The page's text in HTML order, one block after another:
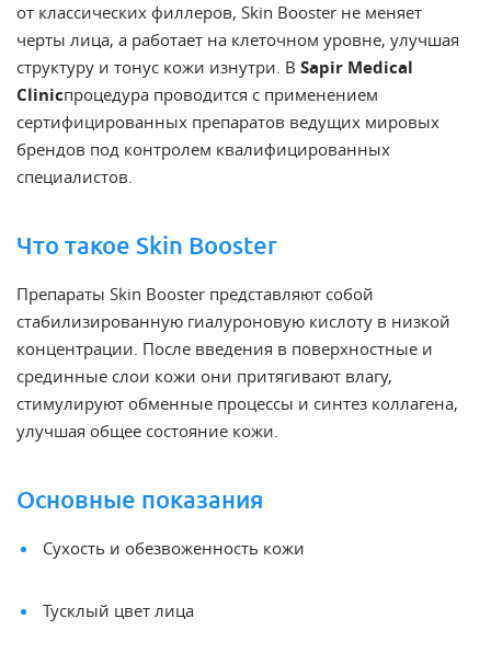
от классических филлеров, Skin Booster не меняет
черты лица, а работает на клеточном уровне, улучшая
структуру и тонус кожи изнутри. В Sapir Medical
Clinicпроцедура проводится с применением
сертифицированных препаратов ведущих мировых
брендов под контролем квалифицированных
специалистов.
Что такое Skin Booster
Препараты Skin Booster представляют собой
стабилизированную гиалуроновую кислоту в низкой
концентрации. После введения в поверхностные и
срединные слои кожи они притягивают влагу,
стимулируют обменные процессы и синтез коллагена,
улучшая общее состояние кожи.
Основные показания
Сухость и обезвоженность кожи
Тусклый цвет лица